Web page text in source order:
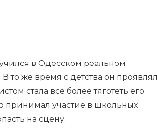
в Одесском реальном
то же время с детства он проявлял
стала все более тяготеть его
участие в школьных
на сцену.